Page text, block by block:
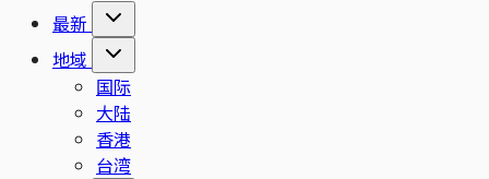
最新
地域
国际
大陆
香港
台湾